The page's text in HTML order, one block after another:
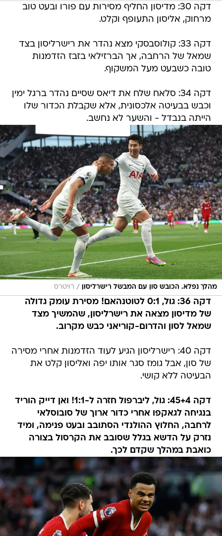
דקה 30: מדיסון החליף מסירות עם פורו ובעט טוב
מרחוק, אליסון התעופף וקלט.
דקה 33: קולוסבסקי מצא נהדר את רישרליסון בצד
שמאל של הרחבה, אך הברזילאי בזבז הזדמנות
טובה כשבעט מעל המשקוף.
דקה 34: סלאח שלח את דיאס שסיים נהדר ברגל ימין
וכבש בבעיטה אלכסונית, אלא שקבלת הכדור שלו
הייתה בנבדל - והשער לא נחשב.
מהלך נפלא. הכובש סון עם המבשל רישרליסון / רויטרס
דקה 36: גול, 0:1 לטוטנהאם! מסירת עומק גדולה
של מדיסון מצאה את רישרליסון, שהמשיך מצד
שמאל לסון והדרום-קוריאני כבש מקרוב.
דקה 40: רישרליסון הגיע לעוד הזדמנות אחרי מסירה
של סון, אבל גומז סגר אותו יפה ואליסון קלט את
הבעיטה ללא קושי.
דקה 45+4: גול, ליברפול חזרה ל-1:1! ואן דייק הוריד
בנגיחה לגאקפו אחרי כדור ארוך של סובוסלאי
לרחבה, החלוץ ההולנדי הסתובב ובעט פנימה, ומיד
נזרק על הדשא בגלל שסובב את הקרסול בצורה
כואבת במהלך שקדם לכך.